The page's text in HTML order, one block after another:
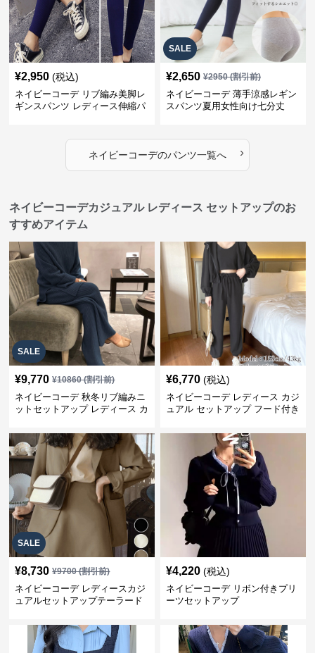
¥2,950 (税込)
ネイビーコーデ リブ編み美脚レ
ギンスパンツ レディース伸縮パ
SALE
¥2,650 ¥2950(割引前)
ネイビーコーデ 薄手涼感レギン
スパンツ夏用女性向け七分丈
ネイビーコーデのパンツ一覧へ ›
ネイビーコーデカジュアル レディース セットアップのお
すすめアイテム
SALE
¥9,770 ¥10860(割引前)
ネイビーコーデ 秋冬リブ編みニ
ットセットアップ レディース カ
¥6,770 (税込)
ネイビーコーデ レディース カジ
ュアル セットアップ フード付き
SALE
¥8,730 ¥9700(割引前)
ネイビーコーデ レディースカジ
ュアルセットアップテーラード
¥4,220 (税込)
ネイビーコーデ リボン付きプリ
ーツセットアップ